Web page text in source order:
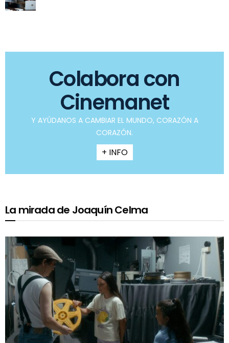
Colabora con
Cinemanet
Y AYÚDANOS A CAMBIAR EL MUNDO, CORAZÓN A
CORAZÓN.
+ INFO
La mirada de Joaquín Celma